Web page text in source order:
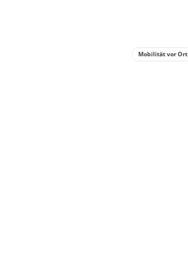
Mobilität vor Ort